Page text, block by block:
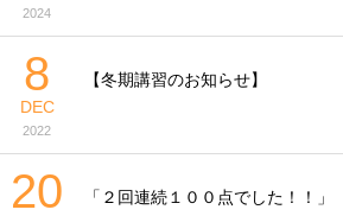
2024
8
DEC
2022
【冬期講習のお知らせ】
20 「２回連続１００点でした！！」